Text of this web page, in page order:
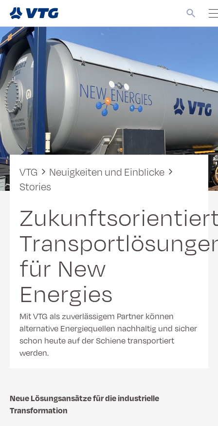
VTG
Neuigkeiten und Einblicke
Stories
für New
Energies
Mit VTG als zuverlässigem Partner können
alternative Energiequellen nachhaltig und sicher
schon heute auf der Schiene transportiert
werden.
Neue Lösungsansätze für die industrielle
Transformation